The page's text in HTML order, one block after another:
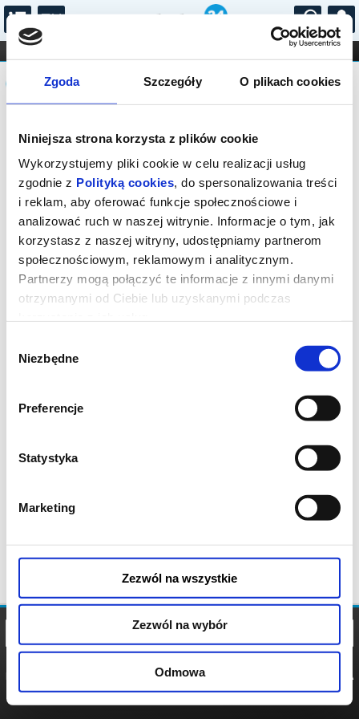
Zgoda Szczegóły O plikach cookies
Niniejsza strona korzysta z plików cookie
Wykorzystujemy pliki cookie w celu realizacji usług
zgodnie z Polityką cookies, do spersonalizowania treści
i reklam, aby oferować funkcje społecznościowe i
analizować ruch w naszej witrynie. Informacje o tym, jak
korzystasz z naszej witryny, udostępniamy partnerom
społecznościowym, reklamowym i analitycznym.
Partnerzy mogą połączyć te informacje z innymi danymi
otrzymanymi od Ciebie lub uzyskanymi podczas
zgody
Niezbędne
Preferencje
Statystyka
Marketing
Zezwól na wszystkie
Zezwól na wybór
Odmowa
...
FILHARMONIA OPERA I BALET
STAND-UP
DLA DZIECI
Komunikat
Sprzedaż on-line została zakończona,
sprawdź dostępność biletów w kasie.
POLITYKA
POLITYKA